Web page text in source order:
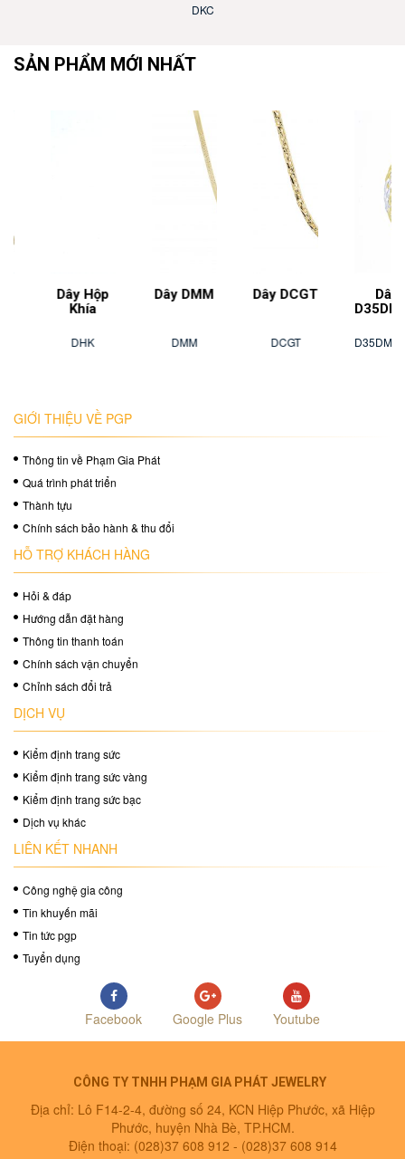
DKC
SẢN PHẨM MỚI NHẤT
Dây Hộp
Dây DMM Dây DCGT
D35DMM7.2M
GIỚI THIỆU VỀ PGP
Thông tin về Phạm Gia Phát
Quá trình phát triển
Thành tựu
Chính sách bảo hành & thu đổi
HỖ TRỢ KHÁCH HÀNG
Hỏi & đáp
Hướng dẫn đặt hàng
Thông tin thanh toán
Chính sách vận chuyển
Chỉnh sách đổi trả
DỊCH VỤ
Kiểm định trang sức
Kiểm định trang sức vàng
Kiểm định trang sức bạc
Dịch vụ khác
LIÊN KẾT NHANH
Công nghệ gia công
Tin khuyến mãi
Tin tức pgp
Tuyển dụng
Facebook Google Plus Youtube
CÔNG TY TNHH PHẠM GIA PHÁT JEWELRY
Địa chỉ: Lô F14-2-4, đường số 24, KCN Hiệp Phước, xã Hiệp
Phước, huyện Nhà Bè, TP.HCM.
Điện thoại: (028)37 608 912 - (028)37 608 914